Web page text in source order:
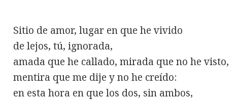
Sitio de amor, lugar en que he vivido
de lejos, tú, ignorada,
amada que he callado, mirada que no he visto,
mentira que me dije y no he creído:
en esta hora en que los dos, sin ambos,